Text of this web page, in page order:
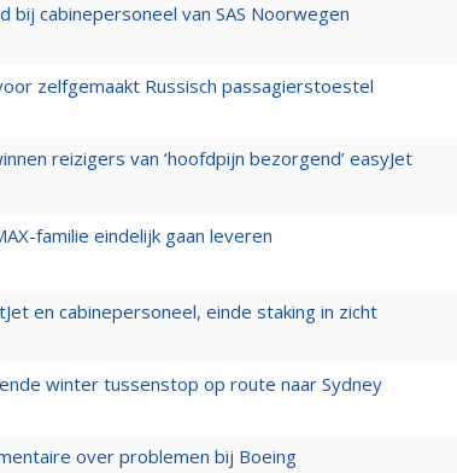
bij cabinepersoneel van SAS Noorwegen
zelfgemaakt Russisch passagierstoestel
reizigers van ‘hoofdpijn bezorgend’ easyJet
familie eindelijk gaan leveren
en cabinepersoneel, einde staking in zicht
winter tussenstop op route naar Sydney
over problemen bij Boeing